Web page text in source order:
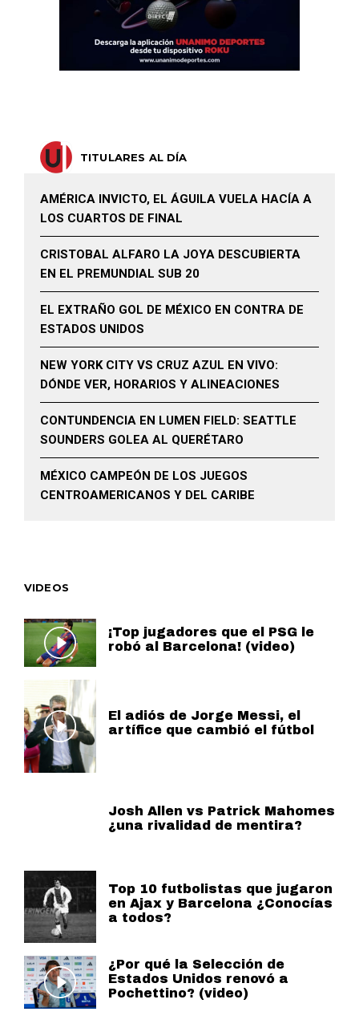
TITULARES AL DÍA
AMÉRICA INVICTO, EL ÁGUILA VUELA HACÍA A
LOS CUARTOS DE FINAL
CRISTOBAL ALFARO LA JOYA DESCUBIERTA
EN EL PREMUNDIAL SUB 20
EL EXTRAÑO GOL DE MÉXICO EN CONTRA DE
ESTADOS UNIDOS
NEW YORK CITY VS CRUZ AZUL EN VIVO:
DÓNDE VER, HORARIOS Y ALINEACIONES
CONTUNDENCIA EN LUMEN FIELD: SEATTLE
SOUNDERS GOLEA AL QUERÉTARO
MÉXICO CAMPEÓN DE LOS JUEGOS
CENTROAMERICANOS Y DEL CARIBE
VIDEOS
¡Top jugadores que el PSG le
robó al Barcelona! (video)
El adiós de Jorge Messi, el
artífice que cambió el fútbol
Josh Allen vs Patrick Mahomes
¿una rivalidad de mentira?
Top 10 futbolistas que jugaron
en Ajax y Barcelona ¿Conocías
a todos?
¿Por qué la Selección de
Estados Unidos renovó a
Pochettino? (video)